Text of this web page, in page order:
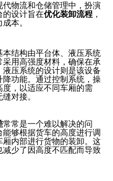
物流和仓储管理中，扮演
的设计旨在优化装卸流程，
本。
结构由平台体、液压系统
用高强度材料，确保在承
压系统的设计则是该设备
功能。通过控制系统，操
，以适应不同车厢的需
对接。
常常是一个难以解决的问
够根据货车的高度进行调
内部进行货物的装卸。这
少了因高度不匹配而导致